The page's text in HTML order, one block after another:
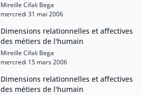
Mireille Cifali Bega
mercredi 31 mai 2006
Dimensions relationnelles et affectives
des métiers de l'humain
Mireille Cifali Bega
mercredi 15 mars 2006
Dimensions relationnelles et affectives
des métiers de l'humain